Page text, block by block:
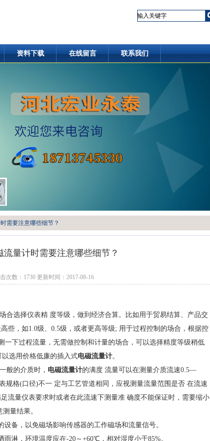
资料下载 在线留言 联系我们
需要注意哪些细节？
流量计时需要注意哪些细节？
次数：1730 更新时间：2017-08-16
合选择仪表精 度等级，做到经济合算。比如用于贸易结算、产品交
些，如1.0级、0.5级，或者更高等级; 用于过程控制的场合，根据控
一下过程流量，无需做控制和计量的场合，可以选择精度等级稍低
以选用价格低廉的插入式电磁流量计。
般的介质时， 电磁流量计的满度 流量可以在测量介质流速0.5—
规格(口径)不一 定与工艺管道相同，应视测量流量范围是否 在流速
流量仪表要求时或者在此流速下测量准 确度不能保证时，需要缩小
量结果。
备，以免磁场影响传感器的工作磁场和流量信号。
淋，环境温度应在-20～+60℃，相对湿度小于85%。